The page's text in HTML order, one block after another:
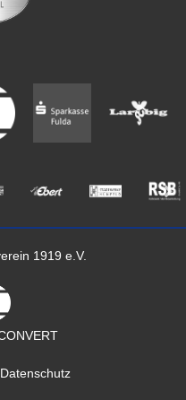
1919 e.V.
Datenschutz